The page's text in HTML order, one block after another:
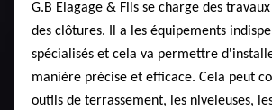
G.B Elagage & Fils se charge des
des clôtures. Il a les équipements
spécialisés et cela va permettre
manière précise et efficace. Cela peut
outils de terrassement, les niveleuses,